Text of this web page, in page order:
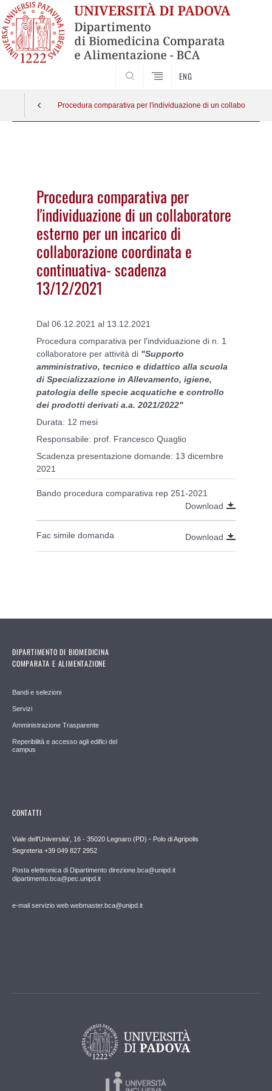
ENG
Procedura comparativa per l'individuazione di un collaboratore
Procedura comparativa per
l'individuazione di un collaboratore
esterno per un incarico di
collaborazione coordinata e
continuativa- scadenza
13/12/2021
Dal 06.12.2021 al 13.12.2021
Procedura comparativa per l'indviduazione di n. 1
collaboratore per attività di "Supporto
amministrativo, tecnico e didattico alla scuola
di Specializzazione in Allevamento, igiene,
patologia delle specie acquatiche e controllo
dei prodotti derivati a.a. 2021/2022"
Durata: 12 mesi
Responsabile: prof. Francesco Quaglio
Scadenza presentazione domande: 13 dicembre
2021
Bando procedura comparativa rep 251-2021
Download
Fac simile domanda Download
DIPARTIMENTO DI BIOMEDICINA
COMPARATA E ALIMENTAZIONE
Bandi e selezioni
Servizi
Amministrazione Trasparente
Reperibilità e accesso agli edifici del
campus
CONTATTI
Viale dell'Universita', 16 - 35020 Legnaro (PD) - Polo di Agripolis
Segreteria +39 049 827 2952
Posta elettronica di Dipartimento direzione.bca@unipd.it
dipartimento.bca@pec.unipd.it
e-mail servizio web webmaster.bca@unipd.it